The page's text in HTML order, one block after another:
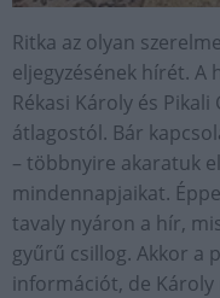
Ritka az olyan
eljegyzésének hírét. A
Rékasi Károly és
átlagostól. Bár
– többnyire akaratuk
mindennapjaikat.
tavaly nyáron a hír,
gyűrű csillog. Akkor a
információt, de